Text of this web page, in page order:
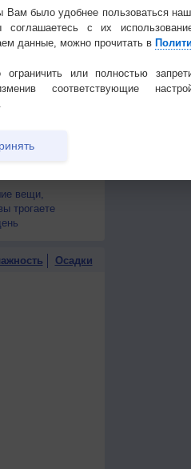
вреден для
вещи,
трогаете
Осадки
было удобнее пользоваться
с их
данные, можно прочитать в
или полностью
соответствующие